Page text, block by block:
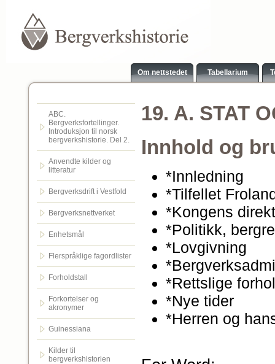
Om nettstedet Tabellarium
ABC.
Bergverksfortellinger.
Introduksjon til norsk
bergverkshistorie. Del 2.
Anvendte kilder og
litteratur
Bergverksdrift i Vestfold
Bergverksnettverket
Enhetsmål
Flerspråklige fagordlister
Forholdstall
Forkortelser og
akronymer
Guinessiana
Kilder til
bergverkshistorien
19. A. STAT
Innhold og
*Innledning
*Tilfellet
*Kongens
*Politikk,
*Lovgivning
*Rettslige
*Nye tider
*Herren og